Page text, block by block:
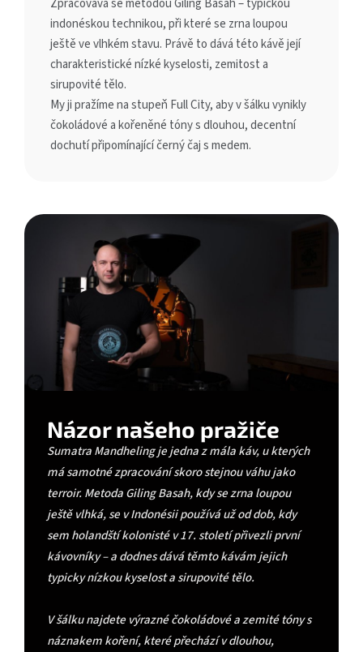
indonéskou technikou, při které se zrna loupou
ještě ve vlhkém stavu. Právě to dává této kávě její
charakteristické nízké kyselosti, zemitost a
sirupovité tělo.
My ji pražíme na stupeň Full City, aby v šálku vynikly
čokoládové a kořeněné tóny s dlouhou, decentní
dochutí připomínající černý čaj s medem.
Názor našeho pražiče
Sumatra Mandheling je jedna z mála káv, u kterých
má samotné zpracování skoro stejnou váhu jako
terroir. Metoda Giling Basah, kdy se zrna loupou
ještě vlhká, se v Indonésii používá už od dob, kdy
sem holandští kolonisté v 17. století přivezli první
kávovníky – a dodnes dává těmto kávám jejich
typicky nízkou kyselost a sirupovité tělo.
V šálku najdete výrazné čokoládové a zemité tóny s
náznakem koření, které přechází v dlouhou,